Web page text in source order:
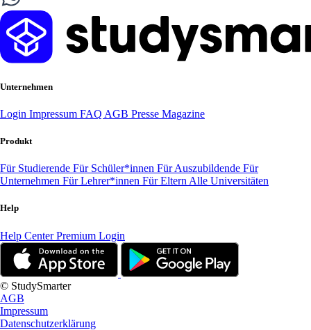
Unternehmen
Login Impressum FAQ AGB Presse Magazine
Produkt
Für Studierende Für Schüler*innen Für Auszubildende Für
Unternehmen Für Lehrer*innen Für Eltern Alle Universitäten
Help
Help CenterPremium Login
© StudySmarter
AGB
Impressum
Datenschutzerklärung